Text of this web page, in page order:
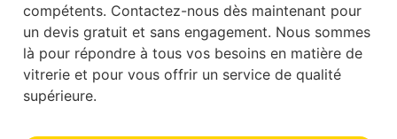
compétents. Contactez-nous dès maintenant pour
un devis gratuit et sans engagement. Nous sommes
là pour répondre à tous vos besoins en matière de
vitrerie et pour vous offrir un service de qualité
supérieure.